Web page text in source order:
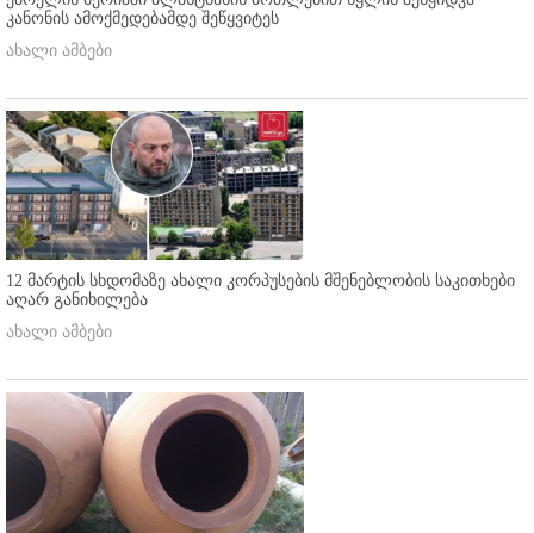
კანონის ამოქმედებამდე შეწყვიტეს
ახალი ამბები
12 მარტის სხდომაზე ახალი კორპუსების მშენებლობის საკითხები
აღარ განიხილება
ახალი ამბები